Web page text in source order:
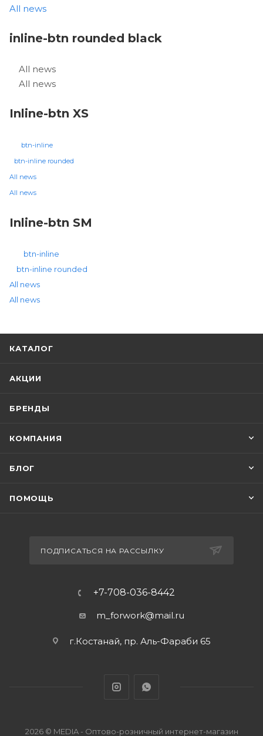
All news
inline-btn rounded black
All news
All news
Inline-btn XS
btn-inline
btn-inline rounded
All news
All news
Inline-btn SM
btn-inline
btn-inline rounded
All news
All news
КАТАЛОГ
АКЦИИ
БРЕНДЫ
КОМПАНИЯ
БЛОГ
ПОМОЩЬ
ПОДПИСАТЬСЯ НА РАССЫЛКУ
+7-708-036-8442
m_forwork@mail.ru
г.Костанай, пр. Аль-Фараби 65
2026 © MEDIA - Оптово-розничный интернет-магазин